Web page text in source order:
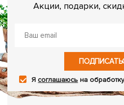
Акции, подарки,
Ясоглашаюсь на